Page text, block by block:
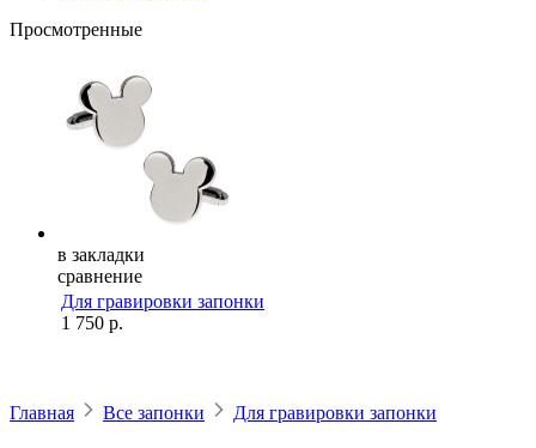
Просмотренные
в закладки
сравнение
Для гравировки запонки
1 750 р.
Главная Все запонки Для гравировки запонки